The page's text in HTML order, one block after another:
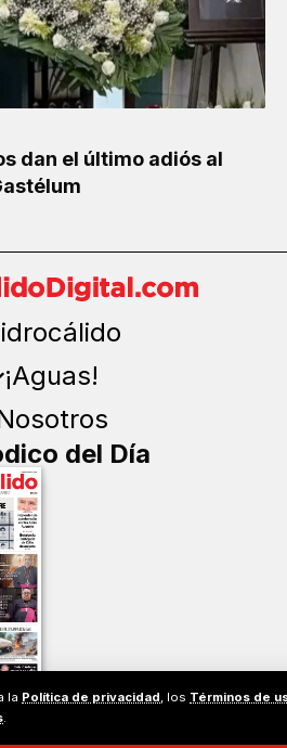
la Política de privacidad, los Términos de
.
dan el último adiós al
¡Aguas!
del Día